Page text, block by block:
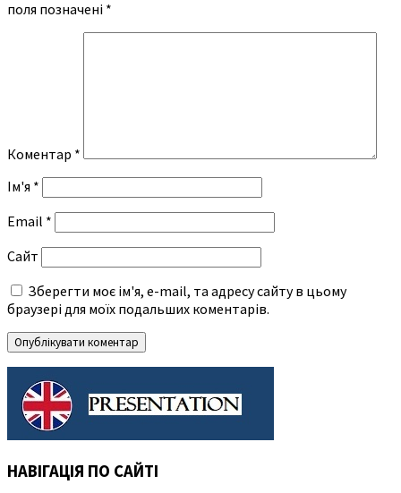
поля позначені *
Коментар *
Ім'я *
Email *
Сайт
Зберегти моє ім'я, e-mail, та адресу сайту в цьому
браузері для моїх подальших коментарів.
НАВІГАЦІЯ ПО САЙТІ